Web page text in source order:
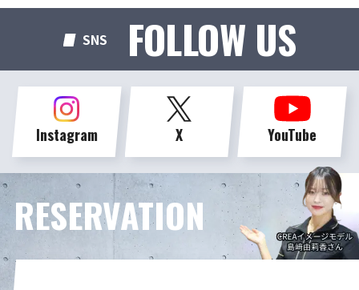
SNS FOLLOW US
Instagram X YouTube
RESERVATION